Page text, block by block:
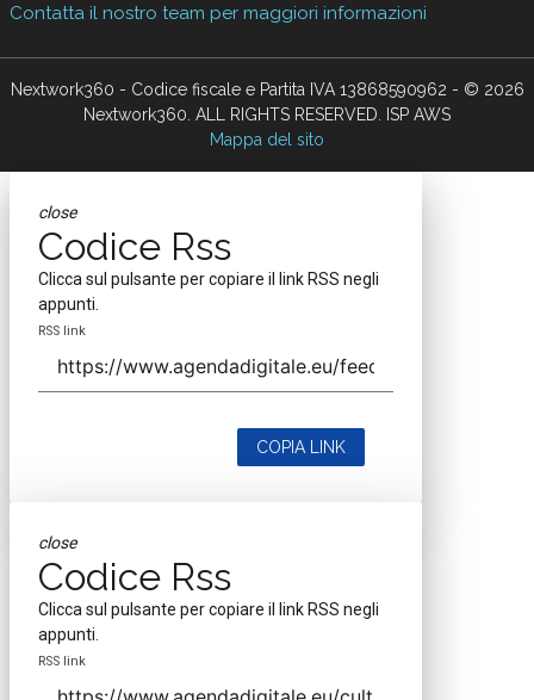
Contatta il nostro team per maggiori informazioni
Nextwork360 - Codice fiscale e Partita IVA 13868590962 - © 2026
Nextwork360. ALL RIGHTS RESERVED. ISP AWS
Mappa del sito
close
Codice Rss
Clicca sul pulsante per copiare il link RSS negli
appunti.
RSS link
COPIA LINK
close
Codice Rss
Clicca sul pulsante per copiare il link RSS negli
appunti.
RSS link